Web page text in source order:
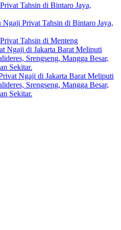
Tahsin di Bintaro Jaya,
Ngaji Privat Tahsin di Bintaro Jaya,
Tahsin di Menteng
Ngaji di Jakarta Barat Meliputi
Srengseng, Mangga Besar,
Sekitar.
Ngaji di Jakarta Barat Meliputi
Srengseng, Mangga Besar,
Sekitar.